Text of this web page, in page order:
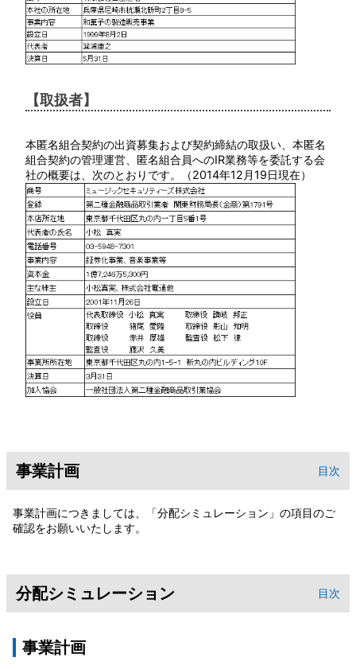
【取扱者】
本匿名組合契約の出資募集および契約締結の取扱い、本匿名
組合契約の管理運営、匿名組合員へのIR業務等を委託する会
社の概要は、次のとおりです。（2014年12月19日現在）
事業計画 目次
事業計画につきましては、「分配シミュレーション」の項目のご
確認をお願いいたします。
分配シミュレーション 目次
事業計画